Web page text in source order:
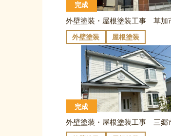
完成
外壁塗装 屋根塗装
完成